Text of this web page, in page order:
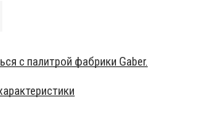
с палитрой фабрики Gaber.